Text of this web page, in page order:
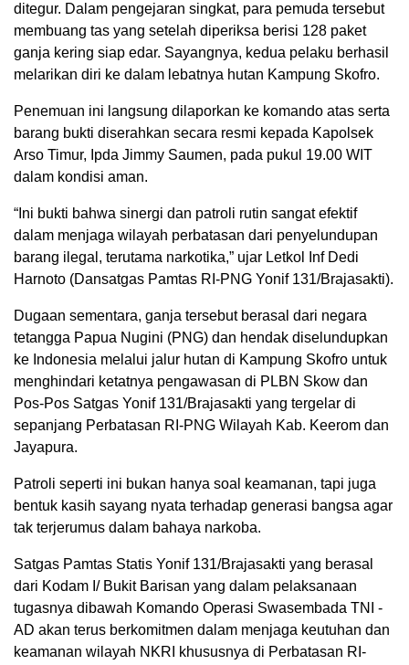
ditegur. Dalam pengejaran singkat, para pemuda tersebut
membuang tas yang setelah diperiksa berisi 128 paket
ganja kering siap edar. Sayangnya, kedua pelaku berhasil
melarikan diri ke dalam lebatnya hutan Kampung Skofro.
Penemuan ini langsung dilaporkan ke komando atas serta
barang bukti diserahkan secara resmi kepada Kapolsek
Arso Timur, Ipda Jimmy Saumen, pada pukul 19.00 WIT
dalam kondisi aman.
“Ini bukti bahwa sinergi dan patroli rutin sangat efektif
dalam menjaga wilayah perbatasan dari penyelundupan
barang ilegal, terutama narkotika,” ujar Letkol Inf Dedi
Harnoto (Dansatgas Pamtas RI-PNG Yonif 131/Brajasakti).
Dugaan sementara, ganja tersebut berasal dari negara
tetangga Papua Nugini (PNG) dan hendak diselundupkan
ke Indonesia melalui jalur hutan di Kampung Skofro untuk
menghindari ketatnya pengawasan di PLBN Skow dan
Pos-Pos Satgas Yonif 131/Brajasakti yang tergelar di
sepanjang Perbatasan RI-PNG Wilayah Kab. Keerom dan
Jayapura.
Patroli seperti ini bukan hanya soal keamanan, tapi juga
bentuk kasih sayang nyata terhadap generasi bangsa agar
tak terjerumus dalam bahaya narkoba.
Satgas Pamtas Statis Yonif 131/Brajasakti yang berasal
dari Kodam I/ Bukit Barisan yang dalam pelaksanaan
tugasnya dibawah Komando Operasi Swasembada TNI -
AD akan terus berkomitmen dalam menjaga keutuhan dan
keamanan wilayah NKRI khususnya di Perbatasan RI-